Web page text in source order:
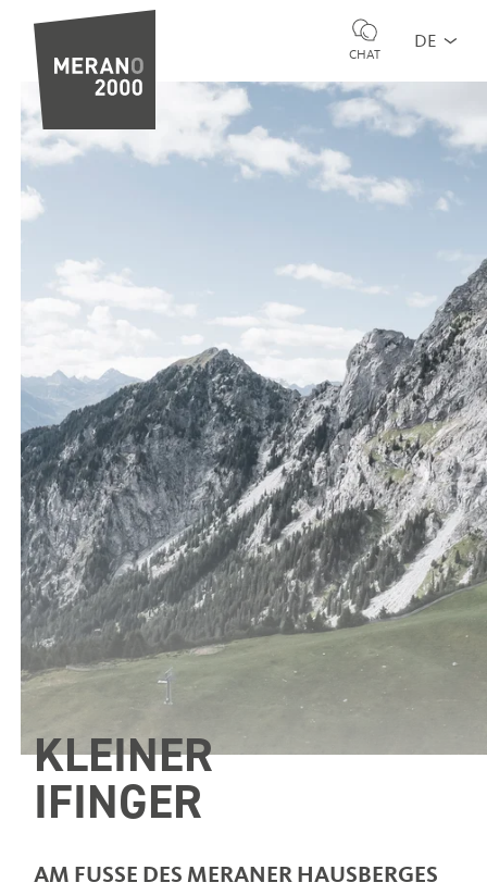
CHAT
DE
KLEINER
IFINGER
AM FUSSE DES MERANER HAUSBERGES